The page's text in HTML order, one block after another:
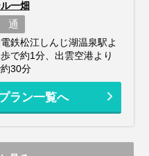
一畑
通
鉄松江しんじ湖温泉駅よ
歩で約1分、出雲空港より
30分
ラン一覧へ